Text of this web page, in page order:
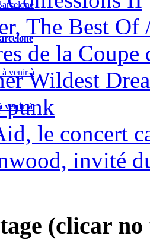
venir à
The Best Of
de la Coupe
Wildest
punk
le concert
invité
(clicar